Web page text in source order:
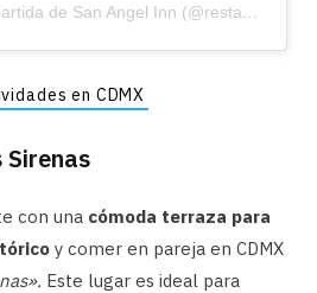
Una publicación compartida de San Angel Inn (@restaurantesanangelinn)
en CDMX
Sirenas
con una cómoda terraza para
y comer en pareja en CDMX
Este lugar es ideal para